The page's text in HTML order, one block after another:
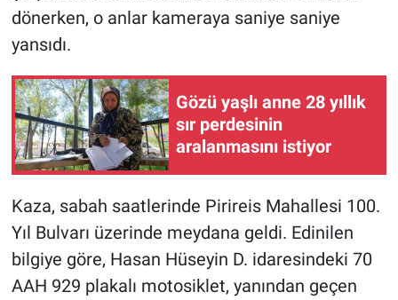
dönerken, o anlar kameraya saniye saniye
yansıdı.
Gözü yaşlı anne 28 yıllık
sır perdesinin
aralanmasını istiyor
Kaza, sabah saatlerinde Pirireis Mahallesi 100.
Yıl Bulvarı üzerinde meydana geldi. Edinilen
bilgiye göre, Hasan Hüseyin D. idaresindeki 70
AAH 929 plakalı motosiklet, yanından geçen